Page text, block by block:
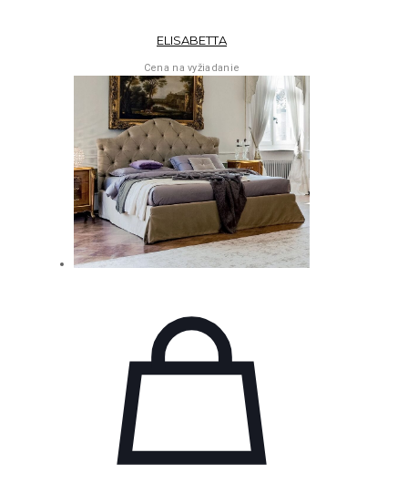
ELISABETTA
Cena na vyžiadanie